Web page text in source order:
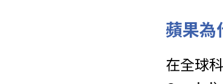
蘋果為
在全球